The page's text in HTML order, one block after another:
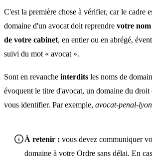
C'est la première chose à vérifier, car le cadre
domaine d'un avocat doit reprendre votre nom
de votre cabinet, en entier ou en abrégé,
suivi du mot « avocat ».
Sont en revanche interdits les noms de
évoquent le titre d'avocat, un domaine du droit
vous identifier. Par exemple, avocat-penal-
À retenir : vous devez communiquer
domaine à votre Ordre sans délai. En